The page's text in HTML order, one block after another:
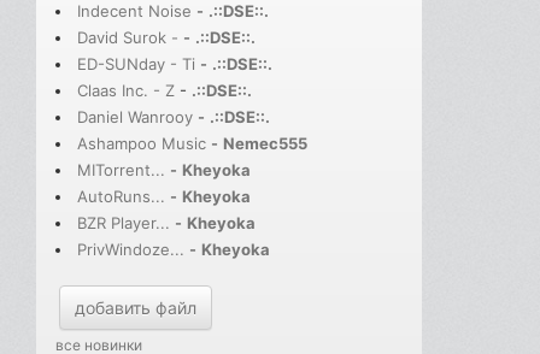
Indecent Noise - .::DSE::.
David Surok - - .::DSE::.
ED-SUNday - Ti - .::DSE::.
Claas Inc. - Z - .::DSE::.
Daniel Wanrooy - .::DSE::.
Ashampoo Music - Nemec555
MITorrent... - Kheyoka
AutoRuns... - Kheyoka
BZR Player... - Kheyoka
PrivWindoze... - Kheyoka
добавить файл
все новинки